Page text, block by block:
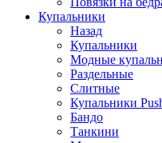
Купальники
Назад
Купальники
Модные
Раздельные
Слитные
Купальники
Бандо
Танкини